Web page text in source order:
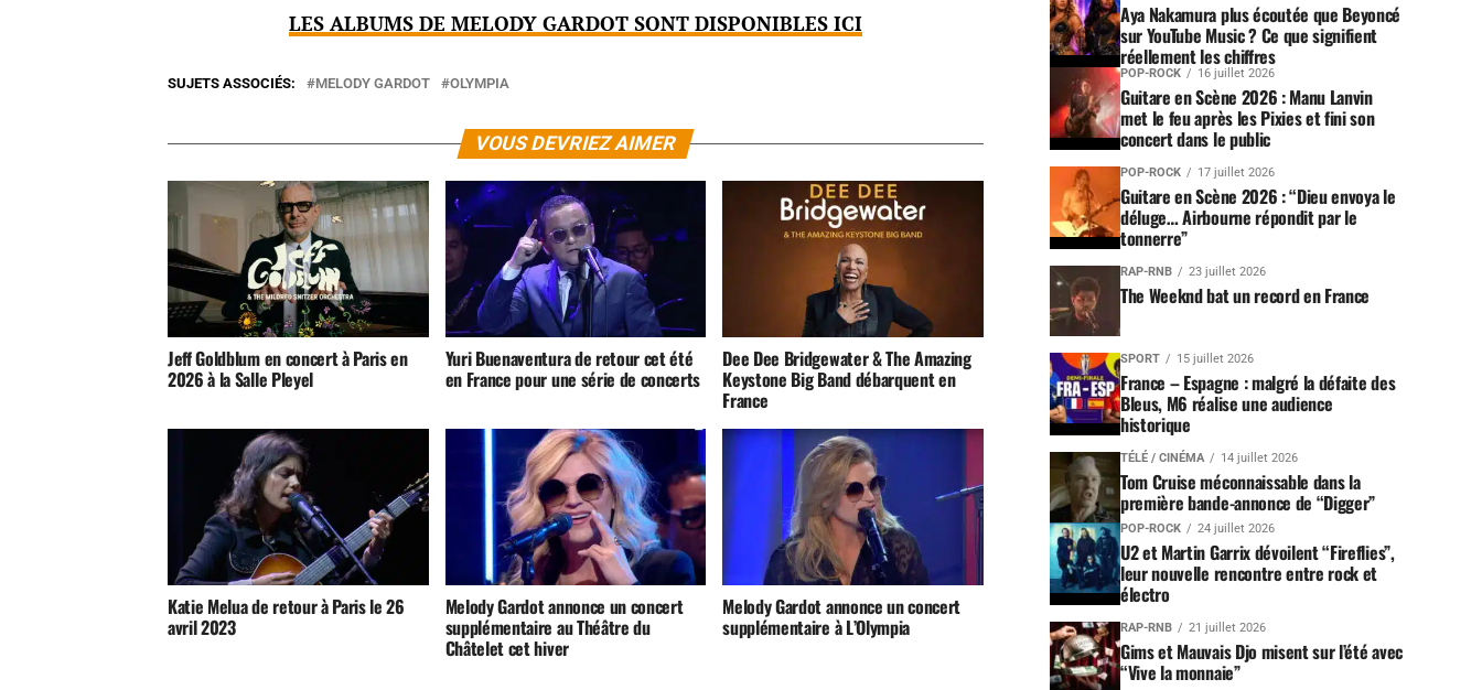
LES ALBUMS DE MELODY GARDOT SONT DISPONIBLES ICI
SUJETS ASSOCIÉS: MELODY GARDOT OLYMPIA
VOUS DEVRIEZ AIMER
Jeff Goldblum en concert à Paris en
2026 à la Salle Pleyel
Yuri Buenaventura de retour cet été
en France pour une série de concerts
Dee Dee Bridgewater & The Amazing
Keystone Big Band débarquent en
France
Katie Melua de retour à Paris le 26
avril 2023
Melody Gardot annonce un concert
supplémentaire au Théâtre du
Châtelet cet hiver
Melody Gardot annonce un concert
supplémentaire à L’Olympia
Aya Nakamura plus écoutée que Beyoncé
sur YouTube Music ? Ce que signifient
réellement les chiffres
POP-ROCK 16 juillet 2026
Guitare en Scène 2026 : Manu Lanvin
met le feu après les Pixies et fini son
concert dans le public
POP-ROCK 17 juillet 2026
Guitare en Scène 2026 : “Dieu envoya le
déluge… Airbourne répondit par le
tonnerre”
RAP-RNB 23 juillet 2026
The Weeknd bat un record en France
SPORT 15 juillet 2026
France – Espagne : malgré la défaite des
Bleus, M6 réalise une audience
historique
TÉLÉ / CINÉMA 14 juillet 2026
Tom Cruise méconnaissable dans la
première bande-annonce de “Digger”
POP-ROCK 24 juillet 2026
U2 et Martin Garrix dévoilent “Fireflies”,
leur nouvelle rencontre entre rock et
électro
RAP-RNB 21 juillet 2026
Gims et Mauvais Djo misent sur l’été avec
“Vive la monnaie”